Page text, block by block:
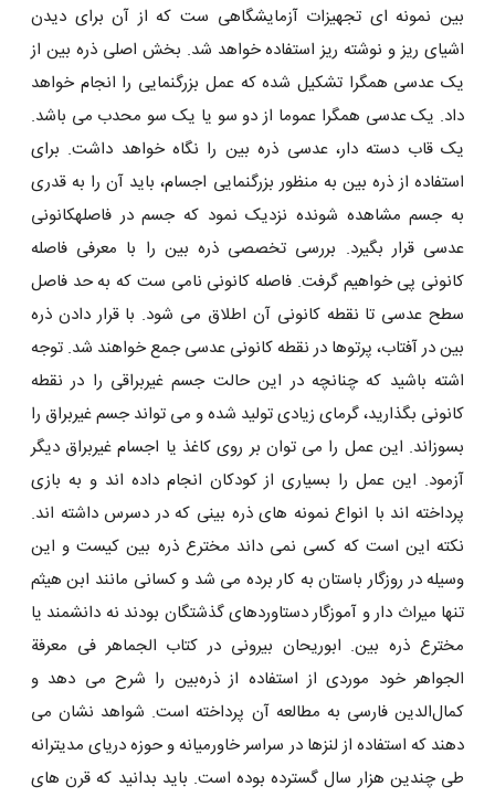
بین نمونه ای تجهیزات آزمایشگاهی ست که از آن برای دیدن
اشیای ریز و نوشته ریز استفاده خواهد شد. بخش اصلی ذره بین از
یک عدسی همگرا تشکیل شده‌ که عمل بزرگنمایی را انجام خواهد
داد. یک عدسی همگرا عموما از دو سو یا یک سو محدب می باشد.
یک قاب دسته ‌دار، عدسی ذره بین را نگاه خواهد داشت. برای
استفاده از ذره بین به منظور بزرگنمایی اجسام، باید آن را به قدری
به جسم مشاهده‌ شونده نزدیک نمود که جسم در فاصلهکانونی
عدسی قرار بگیرد. بررسی تخصصی ذره بین را با معرفی فاصله
کانونی پی خواهیم گرفت. فاصله کانونی نامی‌ ست که به حد فاصل
سطح عدسی تا نقطه کانونی آن اطلاق می ‌شود. با قرار دادن ذره‌
بین در آفتاب، پرتوها در نقطه کانونی عدسی جمع خواهند شد. توجه
اشته باشید که چنانچه در این حالت جسم غیربراقی را در نقطه
کانونی بگذارید، گرمای زیادی تولید شده و می ‌تواند جسم غیربراق را
بسوزاند. این عمل را می ‌توان بر روی کاغذ یا اجسام غیربراق دیگر
آزمود. این عمل را بسیاری از کودکان انجام داده اند و به بازی
پرداخته اند با انواع نمونه های ذره بینی که در دسرس داشته اند.
نکته این است که کسی نمی داند مخترع ذره بین کیست و این
وسیله در روزگار باستان به کار برده می شد و کسانی مانند ابن هیثم
تنها میراث دار و آموزگار دستاوردهای گذشتگان بودند نه دانشمند یا
مخترع ذره بین. ابوریحان بیرونی در کتاب الجماهر فی معرفة
الجواهر خود موردی از استفاده از ذره‌بین را شرح می ‌دهد و
کمال‌الدین فارسی به مطالعه آن پرداخته است. شواهد نشان می
دهند که استفاده از لنزها در سراسر خاورمیانه و حوزه دریای مدیترانه
طی چندین هزار سال گسترده بوده است. باید بدانید که قرن های